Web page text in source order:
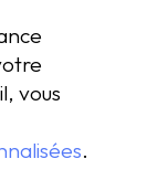
vous
.